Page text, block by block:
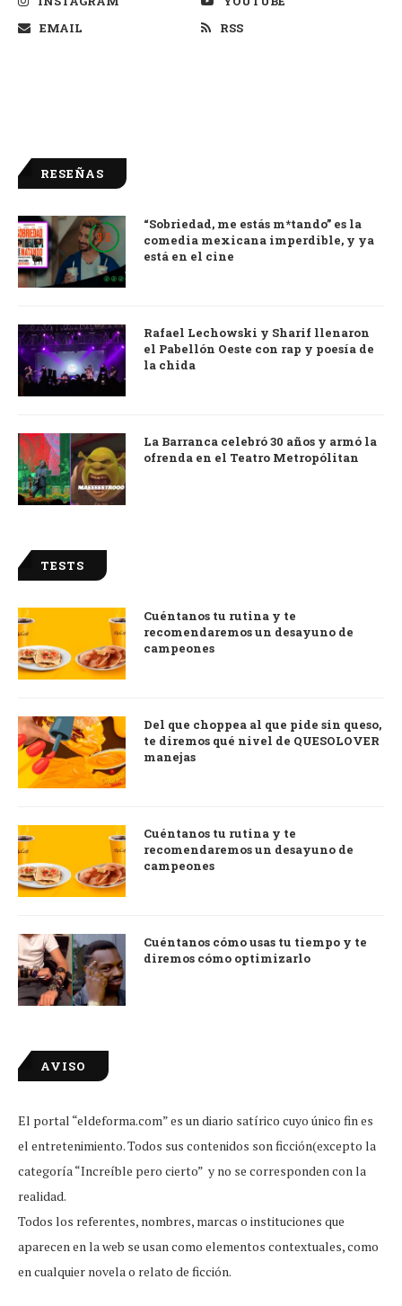
EMAIL
RSS
RESEÑAS
9.0
“Sobriedad, me estás m*tando” es la
comedia mexicana imperdible, y ya
está en el cine
Rafael Lechowski y Sharif llenaron
el Pabellón Oeste con rap y poesía de
la chida
La Barranca celebró 30 años y armó la
ofrenda en el Teatro Metropólitan
TESTS
Cuéntanos tu rutina y te
recomendaremos un desayuno de
campeones
Del que choppea al que pide sin queso,
te diremos qué nivel de QUESOLOVER
manejas
Cuéntanos tu rutina y te
recomendaremos un desayuno de
campeones
Cuéntanos cómo usas tu tiempo y te
diremos cómo optimizarlo
AVISO
El portal “eldeforma.com” es un diario satírico cuyo único fin es
el entretenimiento. Todos sus contenidos son ficción(excepto la
categoría “Increíble pero cierto” y no se corresponden con la
realidad.
Todos los referentes, nombres, marcas o instituciones que
aparecen en la web se usan como elementos contextuales, como
en cualquier novela o relato de ficción.